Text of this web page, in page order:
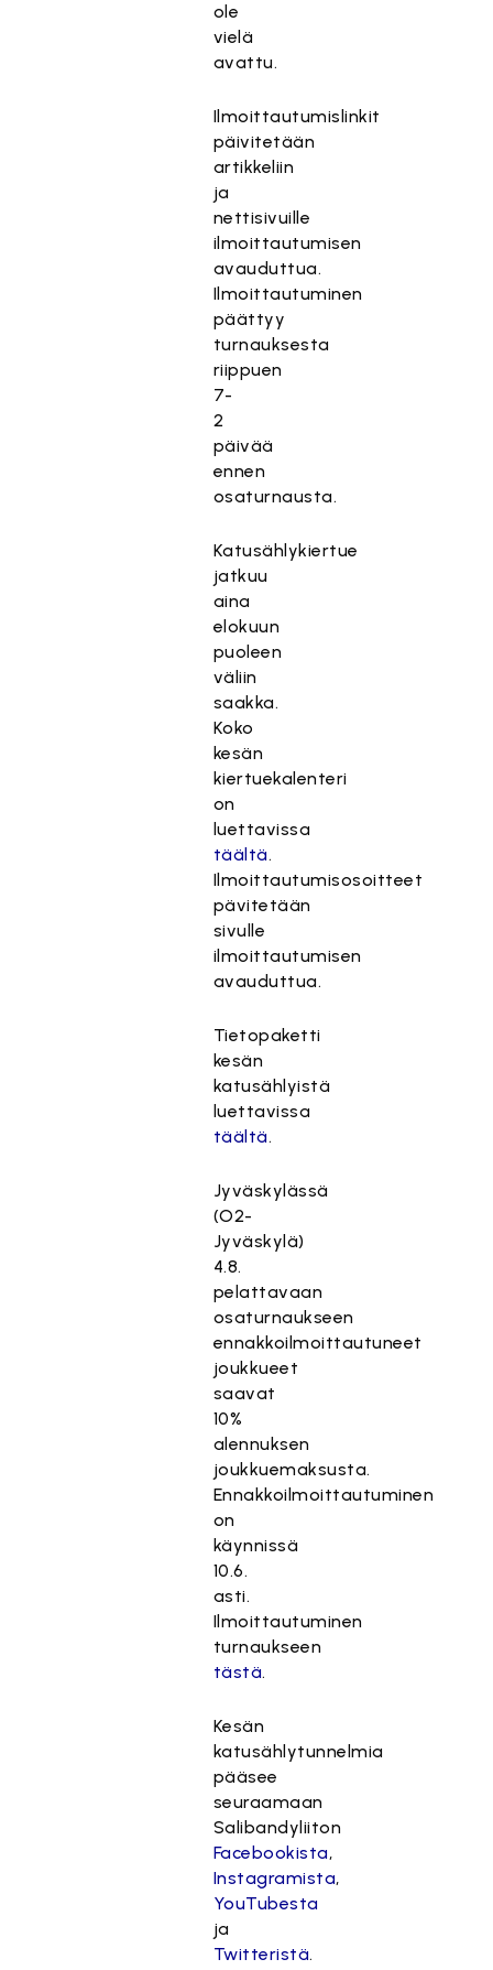
ole
vielä
avattu.
Ilmoittautumislinkit
päivitetään
artikkeliin
ja
nettisivuille
ilmoittautumisen
avauduttua.
Ilmoittautuminen
päättyy
turnauksesta
riippuen
7-
2
päivää
ennen
osaturnausta.
Katusählykiertue
jatkuu
aina
elokuun
puoleen
väliin
saakka.
Koko
kesän
kiertuekalenteri
on
luettavissa
täältä.
Ilmoittautumisosoitteet
pävitetään
sivulle
ilmoittautumisen
avauduttua.
Tietopaketti
kesän
katusählyistä
luettavissa
täältä.
Jyväskylässä
(O2-
Jyväskylä)
4.8.
pelattavaan
osaturnaukseen
ennakkoilmoittautuneet
joukkueet
saavat
10%
alennuksen
joukkuemaksusta.
Ennakkoilmoittautuminen
on
käynnissä
10.6.
asti.
Ilmoittautuminen
turnaukseen
tästä.
Kesän
katusählytunnelmia
pääsee
seuraamaan
Salibandyliiton
Facebookista,
Instagramista,
YouTubesta
ja
Twitteristä.